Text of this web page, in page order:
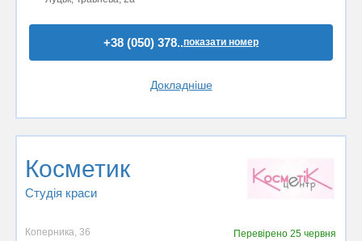
+38 (050) 378..показати номер
Докладніше
Косметик
Студія краси
Коперника, 36 Перевірено25 червня